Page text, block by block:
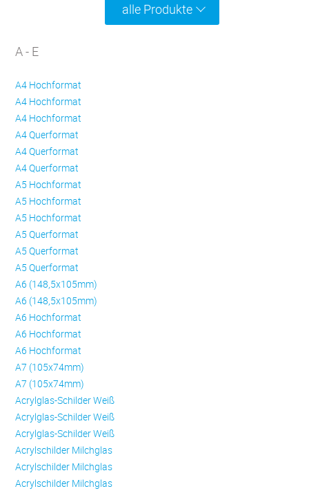
alle Produkte
A - E
A4 Hochformat
A4 Hochformat
A4 Hochformat
A4 Querformat
A4 Querformat
A4 Querformat
A5 Hochformat
A5 Hochformat
A5 Hochformat
A5 Querformat
A5 Querformat
A5 Querformat
A6 (148,5x105mm)
A6 (148,5x105mm)
A6 Hochformat
A6 Hochformat
A6 Hochformat
A7 (105x74mm)
A7 (105x74mm)
Acrylglas-Schilder Weiß
Acrylglas-Schilder Weiß
Acrylglas-Schilder Weiß
Acrylschilder Milchglas
Acrylschilder Milchglas
Acrylschilder Milchglas